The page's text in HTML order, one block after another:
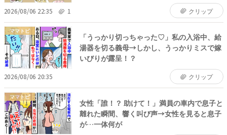
2026/08/06 22:35 1 クリップ
ママトピ
「うっかり切っちゃった♡」私の入浴中、給
湯器を切る義母→しかし、うっかりミスで嫁
いびりが露呈！？
2026/08/06 20:35 クリップ
ママトピ
女性「誰！？ 助けて！」満員の車内で息子と
離れた瞬間、響く叫び声→女性を見ると息子
が…一体何が